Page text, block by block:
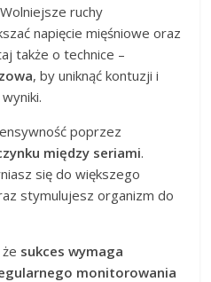
ruchy
napięcie mięśniowe oraz
także o technice –
, by uniknąć kontuzji i
poprzez
między seriami.
się do większego
stymulujesz organizm do
sukces wymaga
monitorowania